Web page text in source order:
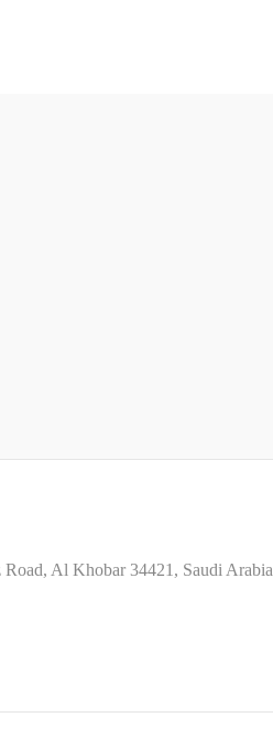
Al Khobar 34421, Saudi Arabia